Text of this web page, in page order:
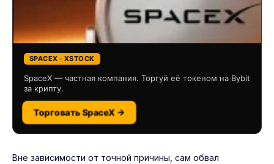
SPACEX · XSTOCK
SpaceX — частная компания. Торгуй её токеном на Bybit
за крипту.
Торговать SpaceX →
Вне зависимости от точной причины, сам обвал